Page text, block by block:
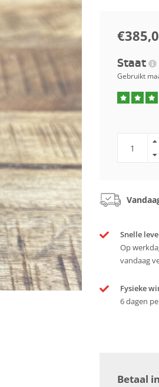
Staat
Gebruikt
Snelle
Op
vandaag
Fysieke
6 dagen
Betaal